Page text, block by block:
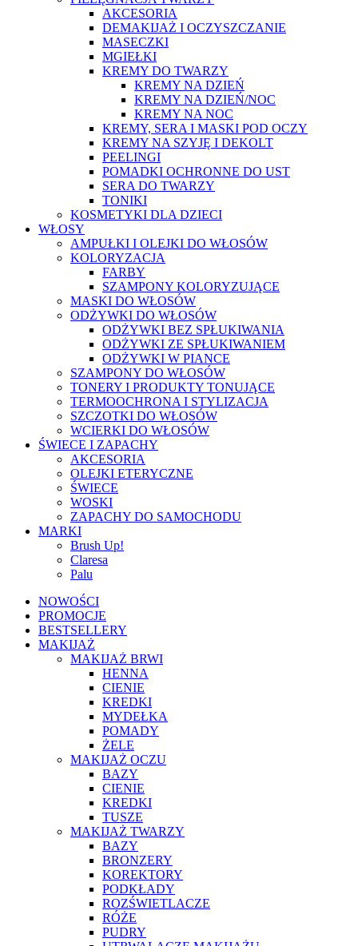
AKCESORIA
DEMAKIJAŻ I OCZYSZCZANIE
MASECZKI
MGIEŁKI
KREMY DO TWARZY
KREMY NA DZIEŃ
KREMY NA DZIEŃ/NOC
KREMY NA NOC
KREMY, SERA I MASKI POD OCZY
KREMY NA SZYJĘ I DEKOLT
PEELINGI
POMADKI OCHRONNE DO UST
SERA DO TWARZY
TONIKI
KOSMETYKI DLA DZIECI
WŁOSY
AMPUŁKI I OLEJKI DO WŁOSÓW
KOLORYZACJA
FARBY
SZAMPONY KOLORYZUJĄCE
MASKI DO WŁOSÓW
ODŻYWKI DO WŁOSÓW
ODŻYWKI BEZ SPŁUKIWANIA
ODŻYWKI ZE SPŁUKIWANIEM
ODŻYWKI W PIANCE
SZAMPONY DO WŁOSÓW
TONERY I PRODUKTY TONUJĄCE
TERMOOCHRONA I STYLIZACJA
SZCZOTKI DO WŁOSÓW
WCIERKI DO WŁOSÓW
ŚWIECE I ZAPACHY
AKCESORIA
OLEJKI ETERYCZNE
ŚWIECE
WOSKI
ZAPACHY DO SAMOCHODU
MARKI
Brush Up!
Claresa
Palu
NOWOŚCI
PROMOCJE
BESTSELLERY
MAKIJAŻ
MAKIJAŻ BRWI
HENNA
CIENIE
KREDKI
MYDEŁKA
POMADY
ŻELE
MAKIJAŻ OCZU
BAZY
CIENIE
KREDKI
TUSZE
MAKIJAŻ TWARZY
BAZY
BRONZERY
KOREKTORY
PODKŁADY
ROZŚWIETLACZE
RÓŻE
PUDRY